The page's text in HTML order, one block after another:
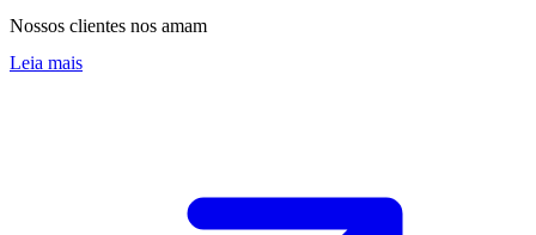
Nossos clientes nos amam
Leia mais